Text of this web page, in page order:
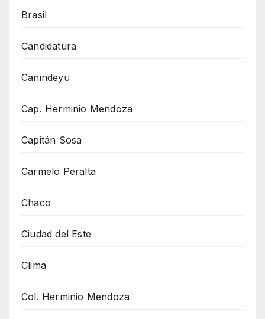
Brasil
Candidatura
Canindeyu
Cap. Herminio Mendoza
Capitán Sosa
Carmelo Peralta
Chaco
Ciudad del Este
Clima
Col. Herminio Mendoza